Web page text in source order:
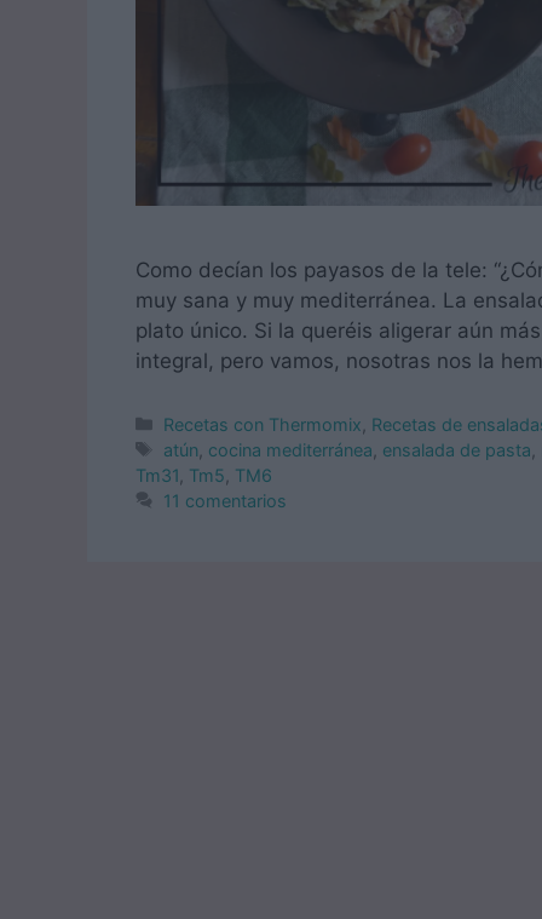
Como decían los payasos de la tele:
muy sana y muy mediterránea. La
plato único. Si la queréis aligerar aún
integral, pero vamos, nosotras nos la
Categorías
Recetas con Thermomix Recetas de
Etiquetas
atún cocina mediterránea ensalada de pasta
Tm31 Tm5 TM6
11 comentarios